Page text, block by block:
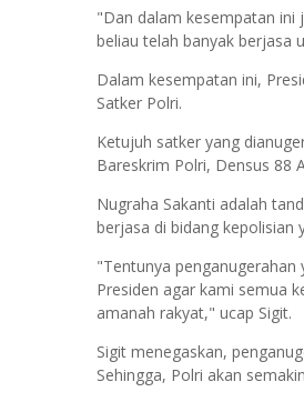
"Dan dalam kesempatan
beliau telah banyak berjasa
Dalam kesempatan ini,
Satker Polri.
Ketujuh satker yang
Bareskrim Polri, Densus 88
Nugraha Sakanti adalah
berjasa di bidang kepolisian
"Tentunya penganugerahan
Presiden agar kami semua
amanah rakyat," ucap Sigit.
Sigit menegaskan,
Sehingga, Polri akan